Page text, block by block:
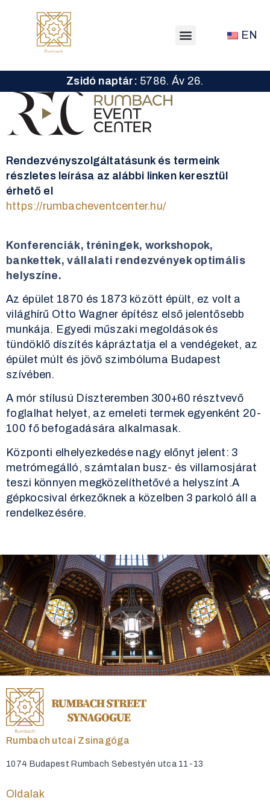
EN
Zsidó naptár: 5786. Áv 26.
Rendezvényszolgáltatásunk és termeink
részletes leírása az alábbi linken keresztül
érhető el
https://rumbacheventcenter.hu/
Konferenciák, tréningek, workshopok,
bankettek, vállalati rendezvények optimális
helyszíne.
Az épület 1870 és 1873 között épült, ez volt a
világhírű Otto Wagner építész első jelentősebb
munkája. Egyedi műszaki megoldások és
tündöklő díszítés kápráztatja el a vendégeket, az
épület múlt és jövő szimbóluma Budapest
szívében.
A mór stílusú Díszteremben 300+60 résztvevő
foglalhat helyet, az emeleti termek egyenként 20-
100 fő befogadására alkalmasak.
Központi elhelyezkedése nagy előnyt jelent: 3
metrómegálló, számtalan busz- és villamosjárat
teszi könnyen megközelíthetővé a helyszínt.A
gépkocsival érkezőknek a közelben 3 parkoló áll a
rendelkezésére.
Rumbach utcai Zsinagóga
1074 Budapest Rumbach Sebestyén utca 11-13
Oldalak